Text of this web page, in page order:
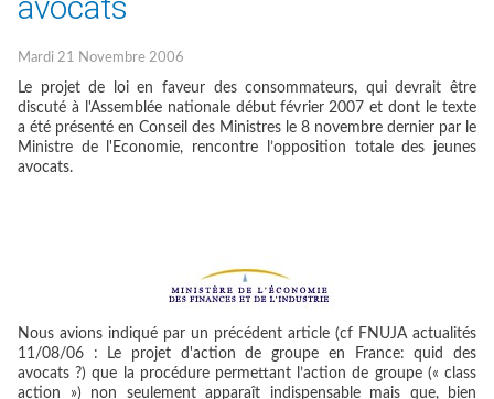
Mardi 21 Novembre 2006
Le projet de loi en faveur des consommateurs, qui devrait être
discuté à l'Assemblée nationale début février 2007 et dont le texte
a été présenté en Conseil des Ministres le 8 novembre dernier par le
Ministre de l'Economie, rencontre l’opposition totale des jeunes
avocats.
Nous avions indiqué par un précédent article (cf FNUJA actualités
11/08/06 : Le projet d'action de groupe en France: quid des
avocats ?) que la procédure permettant l’action de groupe (« class
action ») non seulement apparaît indispensable mais que, bien